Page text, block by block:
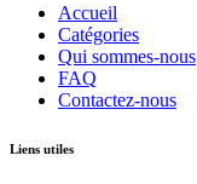
Accueil
Catégories
Qui sommes-nous
FAQ
Contactez-nous
Liens utiles